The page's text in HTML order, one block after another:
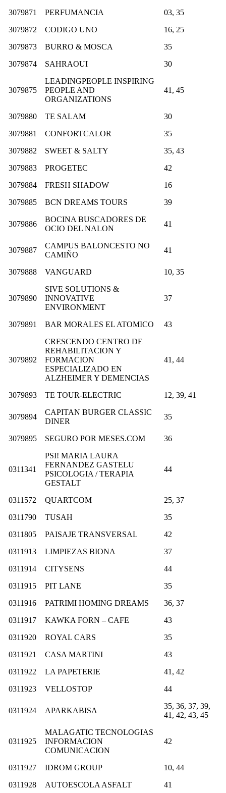
3079871
PERFUMANCIA
03, 35
3079872
CODIGO UNO
16, 25
3079873
BURRO & MOSCA
35
3079874
SAHRAOUI 30
3079875
LEADINGPEOPLE INSPIRING
PEOPLE AND
ORGANIZATIONS
41, 45
3079880 TE SALAM
30
3079881
CONFORTCALOR
35
3079882
SWEET & SALTY
35, 43
3079883
PROGETEC
42
3079884
FRESH SHADOW
16
3079885
BCN DREAMS TOURS 39
3079886
BOCINA BUSCADORES DE
OCIO DEL NALON
41
3079887
CAMPUS BALONCESTO NO
CAMIÑO
41
3079888 VANGUARD 10, 35
3079890
SIVE SOLUTIONS &
INNOVATIVE
ENVIRONMENT
37
3079891 BAR MORALES EL ATOMICO 43
3079892
CRESCENDO CENTRO DE
REHABILITACION Y
FORMACION
ESPECIALIZADO EN
ALZHEIMER Y DEMENCIAS
41, 44
3079893 TE TOUR-ELECTRIC 12, 39, 41
3079894
CAPITAN BURGER CLASSIC
DINER
35
3079895 SEGURO POR MESES.COM 36
0311341
PSI! MARIA LAURA
FERNANDEZ GASTELU
PSICOLOGIA / TERAPIA
GESTALT
44
0311572 QUARTCOM
25, 37
0311790
TUSAH
35
0311805
PAISAJE TRANSVERSAL
42
0311913
LIMPIEZAS BIONA
37
0311914
CITYSENS
44
0311915
PIT LANE
35
0311916
PATRIMI HOMING DREAMS
36, 37
0311917
KAWKA FORN – CAFE
43
0311920
ROYAL CARS
35
0311921
CASA MARTINI
43
0311922
LA PAPETERIE
41, 42
0311923
VELLOSTOP 44
0311924 APARKABISA
35, 36, 37, 39,
41, 42, 43, 45
0311925
MALAGATIC TECNOLOGIAS
INFORMACION
COMUNICACION
42
0311927 IDROM GROUP
10, 44
0311928
AUTOESCOLA ASFALT
41